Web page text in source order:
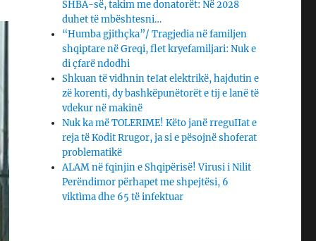
SHBA-së, takim me donatorët: Në 2028
duhet të mbështesni…
“Humba gjithçka”/ Tragjedia në familjen
shqiptare në Greqi, flet kryefamiljari: Nuk e
di çfarë ndodhi
Shkuan të vidhnin teIat elektrikë, hajdutin e
zë korenti, dy bashkëpunëtorët e tij e lanë të
vdekur në makinë
Nuk ka më TOLERIME! Këto janë rreguIIat e
reja të Kodit Rrugor, ja si e pësojnë shoferat
problematikë
ALAM në fqinjin e Shqipërisë! Virusi i Nilit
Perëndimor përhapet me shpejtësi, 6
viktìma dhe 65 të infektuar